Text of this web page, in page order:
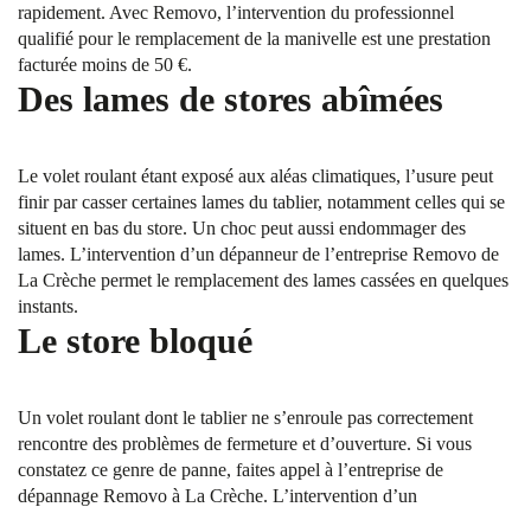
rapidement. Avec Removo, l’intervention du professionnel
qualifié pour le remplacement de la manivelle est une prestation
facturée moins de 50 €.
Des lames de stores abîmées
Le volet roulant étant exposé aux aléas climatiques, l’usure peut
finir par casser certaines lames du tablier, notamment celles qui se
situent en bas du store. Un choc peut aussi endommager des
lames. L’intervention d’un dépanneur de l’entreprise Removo de
La Crèche permet le remplacement des lames cassées en quelques
instants.
Le store bloqué
Un volet roulant dont le tablier ne s’enroule pas correctement
rencontre des problèmes de fermeture et d’ouverture. Si vous
constatez ce genre de panne, faites appel à l’entreprise de
dépannage Removo à La Crèche. L’intervention d’un